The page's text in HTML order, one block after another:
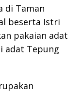
di Taman
beserta Istri
pakaian adat
adat Tepung